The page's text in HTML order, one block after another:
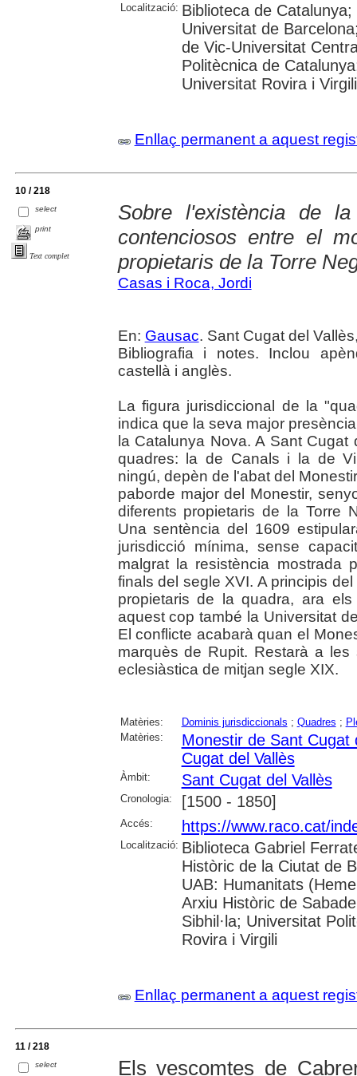
Localització: Biblioteca de
Universitat de
de Vic-Universitat
Politècnica de
Universitat Rovira i
Enllaç permanent a aquest
10 / 218
select
print
Text complet
Sobre l'existència de
contenciosos entre el
propietaris de la Torre
Casas i Roca, Jordi
En: Gausac. Sant Cugat del
Bibliografia i notes. Inclou
castellà i anglès.
La figura jurisdiccional de la
indica que la seva major
la Catalunya Nova. A Sant
quadres: la de Canals i la de
ningú, depèn de l'abat del
paborde major del Monestir,
diferents propietaris de la Torre
Una sentència del 1609
jurisdicció mínima, sense
malgrat la resistència mostrada
finals del segle XVI. A principis
propietaris de la quadra, ara
aquest cop també la Universitat
El conflicte acabarà quan el
marquès de Rupit. Restarà a
eclesiàstica de mitjan segle XIX.
Matèries: Dominis jurisdiccionals ; Quadres ;
Matèries:
Monestir de Sant Cugat
Cugat del Vallès
Àmbit: Sant Cugat del Vallès
Cronologia: [1500 - 1850]
Accés: https://www.raco.cat/
Localització: Biblioteca Gabriel
Històric de la Ciutat de
UAB: Humanitats
Arxiu Històric de
Sibhil·la; Universitat
Rovira i Virgili
Enllaç permanent a aquest
11 / 218
select Els vescomtes de